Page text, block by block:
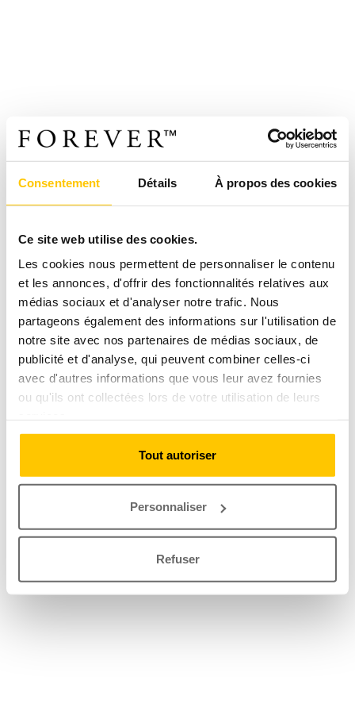
Consentement Détails À propos des cookies
Ce site web utilise des cookies.
Les cookies nous permettent de personnaliser le contenu
et les annonces, d'offrir des fonctionnalités relatives aux
médias sociaux et d'analyser notre trafic. Nous
partageons également des informations sur l'utilisation de
notre site avec nos partenaires de médias sociaux, de
publicité et d'analyse, qui peuvent combiner celles-ci
avec d'autres informations que vous leur avez fournies
ou qu'ils ont collectées lors de votre utilisation de leurs
Tout autoriser
Personnaliser
Refuser